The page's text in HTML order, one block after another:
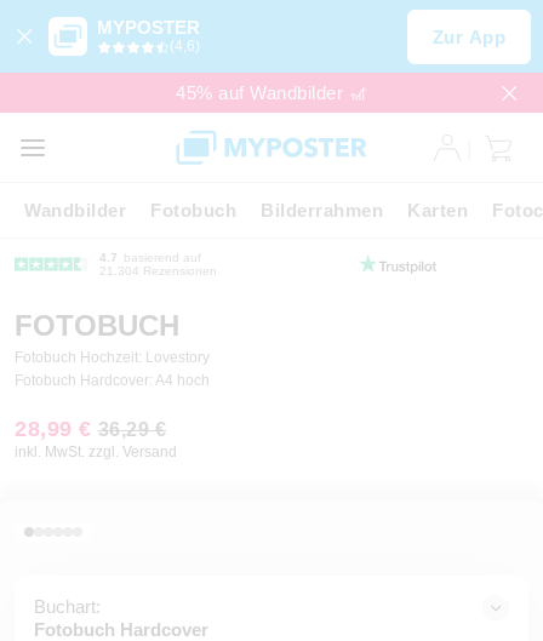
MYPOSTER
(4,6) Zur App
45% auf Wandbilder 🎢
Wandbilder Fotobuch Bilderrahmen Karten
4.7
basierend auf
21.304 Rezensionen
FOTOBUCH
Fotobuch Hochzeit: Lovestory
Fotobuch Hardcover: A4 hoch
28,99 € 36,29 €
inkl. MwSt. zzgl. Versand
Buchart:
Fotobuch Hardcover